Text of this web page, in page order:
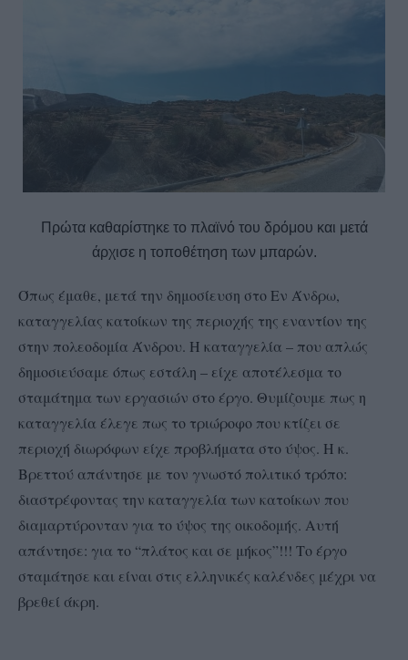
Πρώτα καθαρίστηκε το πλαϊνό του δρόμου και μετά
άρχισε η τοποθέτηση των μπαρών.
Όπως έμαθε, μετά την δημοσίευση στο Εν Άνδρω,
καταγγελίας κατοίκων της περιοχής της εναντίον της
στην πολεοδομία Άνδρου. Η καταγγελία – που απλώς
δημοσιεύσαμε όπως εστάλη – είχε αποτέλεσμα το
σταμάτημα των εργασιών στο έργο. Θυμίζουμε πως η
καταγγελία έλεγε πως το τριώροφο που κτίζει σε
περιοχή διωρόφων είχε προβλήματα στο ύψος. Η κ.
Βρεττού απάντησε με τον γνωστό πολιτικό τρόπο:
διαστρέφοντας την καταγγελία των κατοίκων που
διαμαρτύρονταν για το ύψος της οικοδομής. Αυτή
απάντησε: για το “πλάτος και σε μήκος”!!! Το έργο
σταμάτησε και είναι στις ελληνικές καλένδες μέχρι να
βρεθεί άκρη.